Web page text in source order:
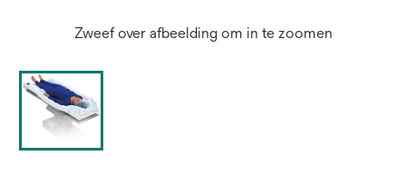
Zweef over afbeelding om in te zoomen